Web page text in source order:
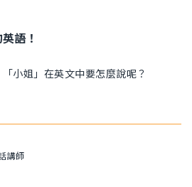
語！
小姐」在英文中要怎麼說呢？
講師